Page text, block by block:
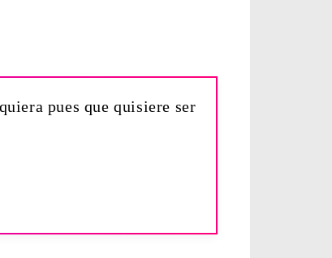
pues que quisiere ser